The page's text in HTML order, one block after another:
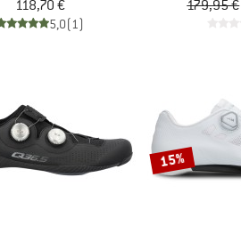
118,70 €
5,0(1)
179,95 €
15%